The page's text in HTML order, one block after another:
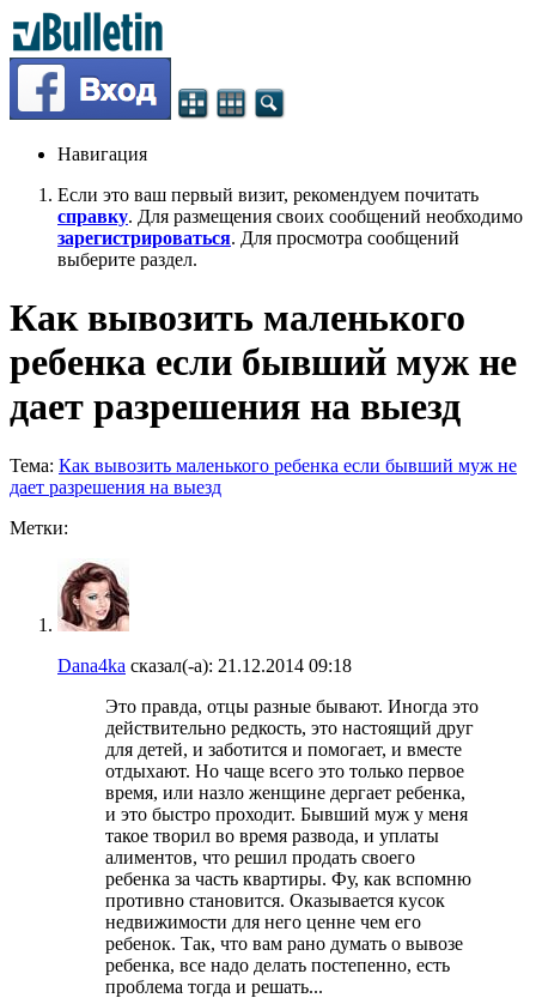
Навигация
Если это ваш первый визит, рекомендуем почитать
справку. Для размещения своих сообщений необходимо
зарегистрироваться. Для просмотра сообщений
выберите раздел.
Как вывозить маленького
ребенка если бывший муж не
дает разрешения на выезд
Тема: Как вывозить маленького ребенка если бывший муж не
дает разрешения на выезд
Метки:
Dana4ka сказал(-а): 21.12.2014 09:18
Это правда, отцы разные бывают. Иногда это
действительно редкость, это настоящий друг
для детей, и заботится и помогает, и вместе
отдыхают. Но чаще всего это только первое
время, или назло женщине дергает ребенка,
и это быстро проходит. Бывший муж у меня
такое творил во время развода, и уплаты
алиментов, что решил продать своего
ребенка за часть квартиры. Фу, как вспомню
противно становится. Оказывается кусок
недвижимости для него ценне чем его
ребенок. Так, что вам рано думать о вывозе
ребенка, все надо делать постепенно, есть
проблема тогда и решать...